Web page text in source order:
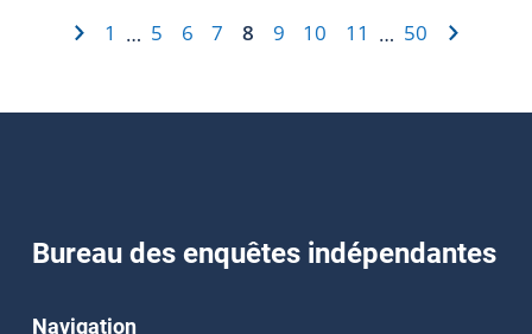
1 … 5 6 7 8 9 10 11 … 50
Bureau des enquêtes indépendantes
Navigation